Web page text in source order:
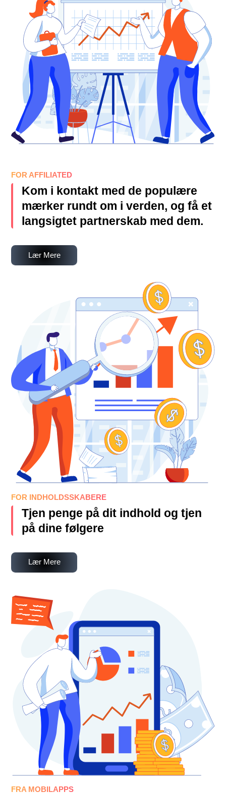
FOR AFFILIATED
Kom i kontakt med de populære
mærker rundt om i verden, og få et
langsigtet partnerskab med dem.
Lær Mere
FOR INDHOLDSSKABERE
Tjen penge på dit indhold og tjen
på dine følgere
Lær Mere
FRA MOBILAPPS